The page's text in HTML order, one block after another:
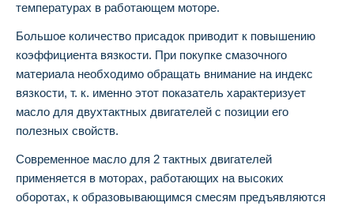
температурах в работающем моторе.
Большое количество присадок приводит к повышению
коэффициента вязкости. При покупке смазочного
материала необходимо обращать внимание на индекс
вязкости, т. к. именно этот показатель характеризует
масло для двухтактных двигателей с позиции его
полезных свойств.
Современное масло для 2 тактных двигателей
применяется в моторах, работающих на высоких
оборотах, к образовывающимся смесям предъявляются